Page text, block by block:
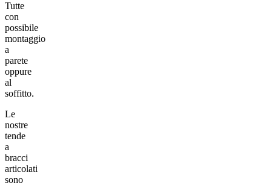
Tutte
con
possibile
montaggio
a
parete
oppure
al
soffitto.
Le
nostre
tende
a
bracci
articolati
sono